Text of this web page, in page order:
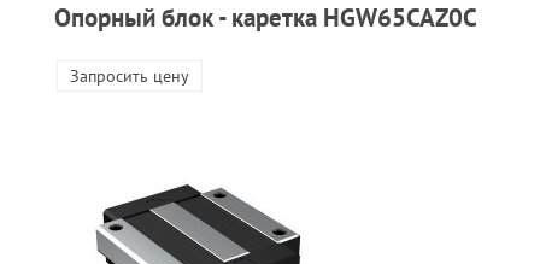
Опорный блок - каретка HGW65CAZ0C
Запросить цену